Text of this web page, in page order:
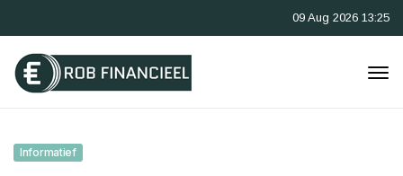
09 Aug 2026 13:25
Informatief